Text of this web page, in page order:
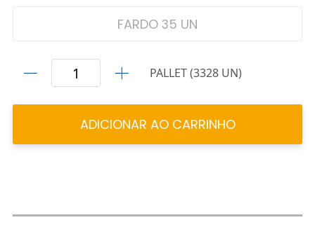
FARDO 35 UN
PALLET (3328 UN)
ADICIONAR AO CARRINHO